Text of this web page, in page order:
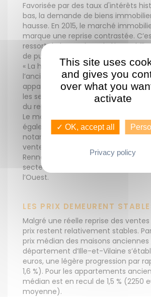
Favorisée par des taux d'intérêts
bas, la demande de biens
hausse. En 2015, le marché
marque une reprise contrastée.
ressort du baromètre de
de publier les Notaires de l’Ouest.
« La hausse des volumes des
l’ancien se confirme : + 16 % pour les
appartements et + 17 % pour les
les secteurs (urbains, littoraux et
du regain d’activité constaté début
Le marché des logements neufs
également un peu de dynamisme,
notamment au dispositif Pinel. « La
ventes est par ailleurs nette sur les
Rennes et Nantes mais reste timide
secteurs », souligne le baromètre
l’Ouest.
LES PRIX DEMEURENT
Malgré une réelle reprise des
prix restent relativement stables.
prix médian des maisons anciennes
département d’Ille-et-Vilaine
euros, une légère progression par
1,6 %). Pour les appartements
médian est en recul de 1,5 % (2250
moyenne).
This site uses
and gives you
over what you
activate
✓ OK, accept all
Privacy policy